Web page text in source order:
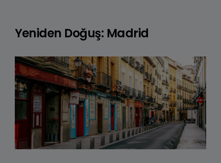
Yeniden Doğuş: Madrid